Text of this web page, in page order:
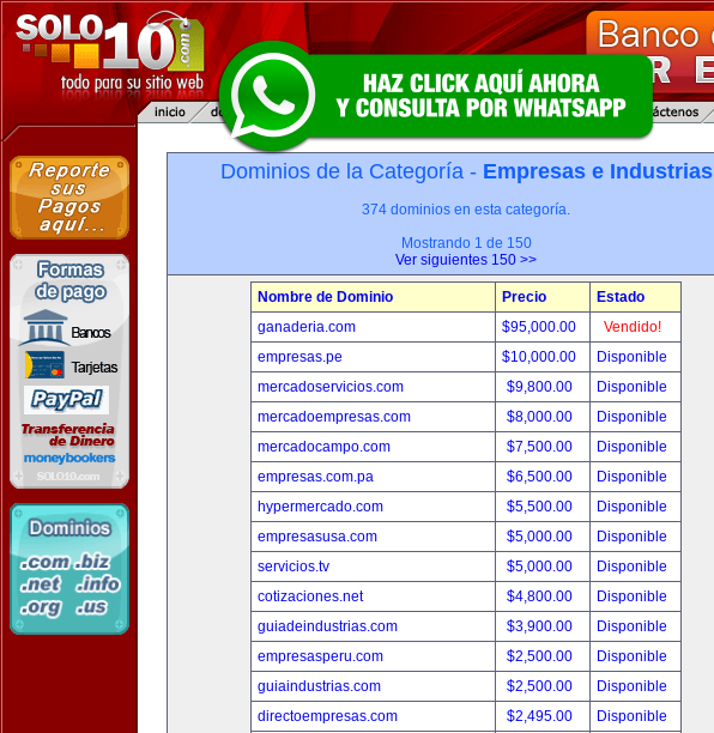
Dominios de la Categoría - Empresas e Industrias
374 dominios en esta categoría.
Mostrando 1 de 150
Ver siguientes 150 >>
Nombre de Dominio Precio
Estado
ganaderia.com
$95,000.00
Vendido!
empresas.pe
$10,000.00
Disponible
mercadoservicios.com
$9,800.00
Disponible
mercadoempresas.com
$8,000.00
Disponible
mercadocampo.com
$7,500.00
Disponible
empresas.com.pa
$6,500.00
Disponible
hypermercado.com
$5,500.00
Disponible
empresasusa.com
$5,000.00
Disponible
servicios.tv
$5,000.00
Disponible
cotizaciones.net
$4,800.00
Disponible
guiadeindustrias.com
$3,900.00
Disponible
empresasperu.com
$2,500.00
Disponible
guiaindustrias.com
$2,500.00
Disponible
directoempresas.com
$2,495.00
Disponible